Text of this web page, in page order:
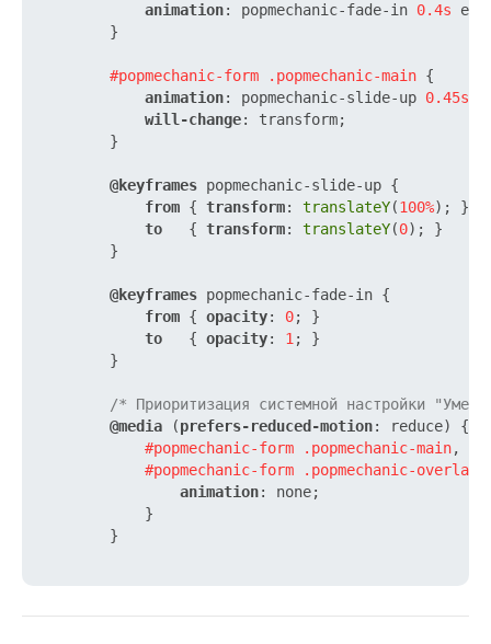
animation: popmechanic-fade-in 0.4s
        }
#popmechanic-form .popmechanic-main {
animation: popmechanic-slide-up 0.45s
will-change: transform;
        }
@keyframes popmechanic-slide-up {
from { transform: translateY(100%); }
to
   {
transform: translateY(0); }
        }
@keyframes popmechanic-fade-in {
from { opacity: 0; }
to
   {
opacity: 1; }
        }
/* Приоритизация системной настройки
@media (prefers-reduced-motion: reduce) {
#popmechanic-form
.popmechanic-main,
#popmechanic-form
.popmechanic-overlay
animation: none;
            }
        }